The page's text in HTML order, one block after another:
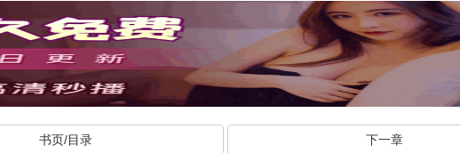
书页/目录 下一章